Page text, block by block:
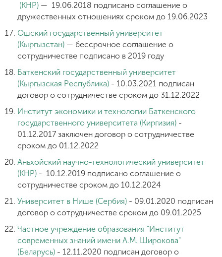
(КНР) — 19.06.2018 подписано соглашение о
дружественных отношениях сроком до 19.06.2023
Ошский государственный университет
(Кыргызстан) — бессрочное соглашение о
сотрудничестве подписано в 2019 году
Баткенский государственный университет
(Кыргызская Республика) - 10.03.2021 подписан
договор о сотрудничестве сроком до 31.12.2022
Институт экономики и технологии Баткенского
государственного университета (Киргизия) -
01.12.2017 заключен договор о сотрудничестве
сроком до 01.12.2022
Аньхойский научно-технологический университет
(КНР) - 10.12.2019 подписано соглашение о
сотрудничестве сроком до 10.12.2024
Университет в Нише (Сербия) - 09.01.2020 подписан
договор о сотрудничестве сроком до 09.01.2025
Частное учреждение образования "Институт
современных знаний имени А.М. Широкова"
(Беларусь) - 12.11.2020 подписан договор о